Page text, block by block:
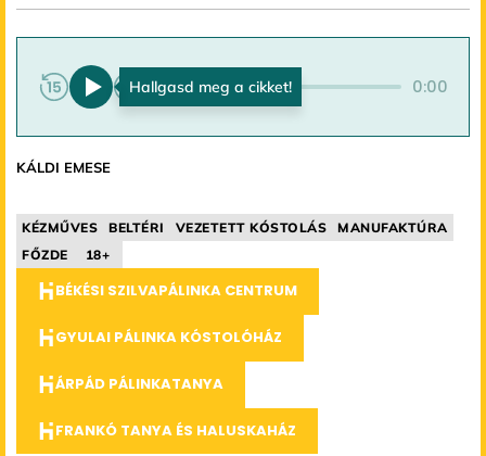
0:00 0:00
KÁLDI EMESE
KÉZMŰVES BELTÉRI VEZETETT KÓSTOLÁS
MANUFAKTÚRA
FŐZDE
18+
BÉKÉSI SZILVAPÁLINKA CENTRUM
GYULAI PÁLINKA KÓSTOLÓHÁZ
ÁRPÁD PÁLINKATANYA
FRANKÓ TANYA ÉS HALUSKAHÁZ